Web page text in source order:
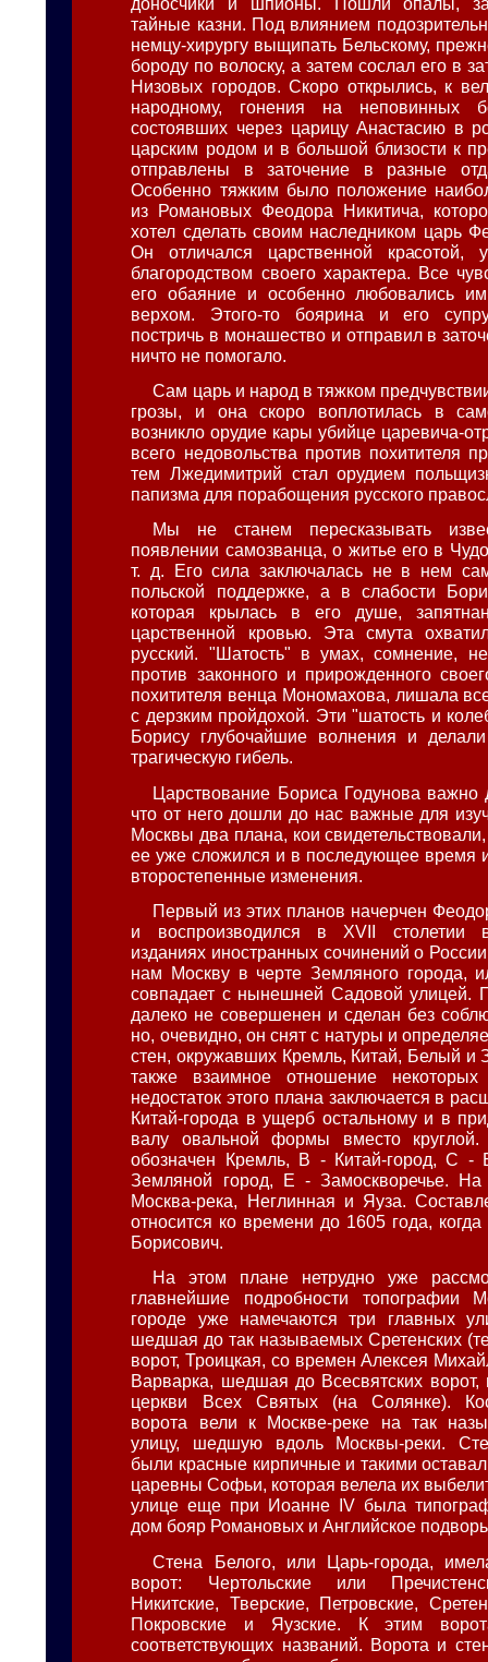
тайные казни. Под влиянием
немцу-хирургу выщипать Бельскому,
бороду по волоску, а затем сослал его в
Низовых городов. Скоро открылись, к
народному, гонения на неповинных
состоявших через царицу Анастасию в
царским родом и в большой близости к
отправлены в заточение в разные
Особенно тяжким было положение
из Романовых Феодора Никитича,
хотел сделать своим наследником царь
Он отличался царственной
благородством своего характера. Все
его обаяние и особенно любовались
верхом. Этого-то боярина и его
постричь в монашество и отправил в
ничто не помогало.
Сам царь и народ в тяжком
грозы, и она скоро воплотилась в
возникло орудие кары убийце царевича-
всего недовольства против похитителя
тем Лжедимитрий стал орудием
папизма для порабощения русского
Мы не станем пересказывать
появлении самозванца, о житье его в
т. д. Его сила заключалась не в нем
польской поддержке, а в слабости
которая крылась в его душе,
царственной кровью. Эта смута
русский. "Шатость" в умах, сомнение,
против законного и прирожденного
похитителя венца Мономахова, лишала
с дерзким пройдохой. Эти "шатость и
Борису глубочайшие волнения и
трагическую гибель.
Царствование Бориса Годунова важно
что от него дошли до нас важные для
Москвы два плана, кои
ее уже сложился и в последующее время
второстепенные изменения.
Первый из этих планов начерчен
и воспроизводился в XVII столетии
изданиях иностранных сочинений о
нам Москву в черте Земляного города,
совпадает с нынешней Садовой улицей.
далеко не совершенен и сделан без
но, очевидно, он снят с натуры и
стен, окружавших Кремль, Китай, Белый и
также взаимное отношение
недостаток этого плана заключается в
Китай-города в ущерб остальному и в
валу овальной формы вместо
обозначен Кремль, В - Китай-город, С -
Земляной город, Е - Замоскворечье. На
Москва-река, Неглинная и Яуза.
относится ко времени до 1605 года,
Борисович.
На этом плане нетрудно уже
главнейшие подробности топографии
городе уже намечаются три главных
шедшая до так называемых Сретенских
ворот, Троицкая, со времен Алексея
Варварка, шедшая до Всесвятских ворот,
церкви Всех Святых (на Солянке).
ворота вели к Москве-реке на так
улицу, шедшую вдоль Москвы-реки.
были красные кирпичные и такими
царевны Софьи, которая велела их
улице еще при Иоанне IV была
дом бояр Романовых и Английское
Стена Белого, или Царь-города,
ворот: Чертольские или
Никитские, Тверские, Петровские,
Покровские и Яузские. К этим
соответствующих названий. Ворота и